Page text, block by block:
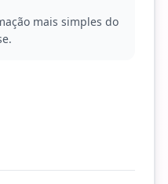
mais simples do